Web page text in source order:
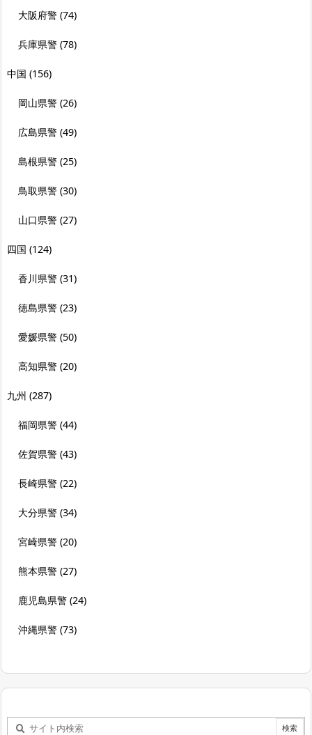
大阪府警 (74)
兵庫県警 (78)
中国 (156)
岡山県警 (26)
広島県警 (49)
島根県警 (25)
鳥取県警 (30)
山口県警 (27)
四国 (124)
香川県警 (31)
徳島県警 (23)
愛媛県警 (50)
高知県警 (20)
九州 (287)
福岡県警 (44)
佐賀県警 (43)
長崎県警 (22)
大分県警 (34)
宮崎県警 (20)
熊本県警 (27)
鹿児島県警 (24)
沖縄県警 (73)